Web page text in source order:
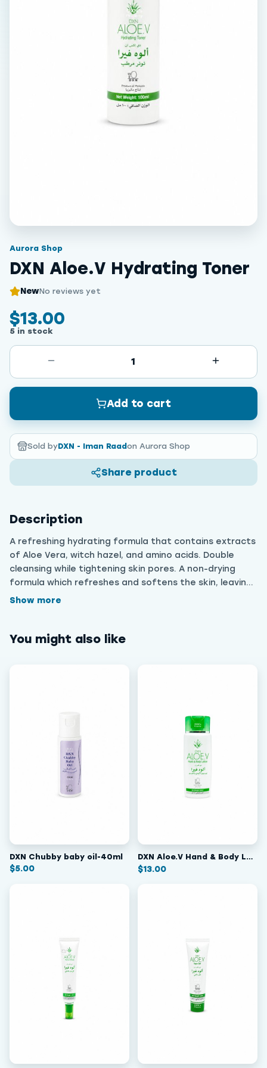
Aurora Shop
DXN Aloe.V Hydrating Toner
NewNo reviews yet
$13.00
5 in stock
1
Add to cart
Sold byDXN - Iman Raad on Aurora Shop
Share product
Description
A refreshing hydrating formula that contains extracts
of Aloe Vera, witch hazel, and amino acids. Double
cleansing while tightening skin pores. A non-drying
formula which refreshes and softens the skin, leaving
the skin smooth and supple. تركيبة مرطبة ومنعشة تحتوي على
ناعمة ومرنة.
Show more
You might also like
DXN Chubby baby oil-40ml
$5.00
DXN Aloe.V Hand & Body Lotion
$13.00